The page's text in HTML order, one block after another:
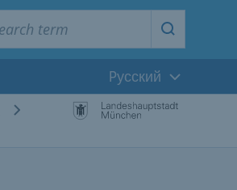
Start
Текущий
Pусский